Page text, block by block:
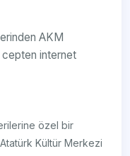
AKM
cepten internet
özel bir
Kültür Merkezi